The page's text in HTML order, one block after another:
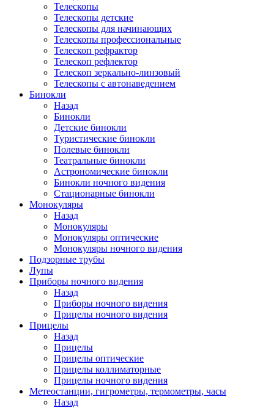
Телескопы
Телескопы детские
Телескопы для начинающих
Телескопы профессиональные
Телескоп рефрактор
Телескоп рефлектор
Телескоп зеркально-линзовый
Телескопы с автонаведением
Бинокли
Назад
Бинокли
Детские бинокли
Туристические бинокли
Полевые бинокли
Театральные бинокли
Астрономические бинокли
Бинокли ночного видения
Стационарные бинокли
Монокуляры
Назад
Монокуляры
Монокуляры оптические
Монокуляры ночного видения
Подзорные трубы
Лупы
Приборы ночного видения
Назад
Приборы ночного видения
Прицелы ночного видения
Прицелы
Назад
Прицелы
Прицелы оптические
Прицелы коллиматорные
Прицелы ночного видения
Метеостанции, гигрометры, термометры, часы
Назад